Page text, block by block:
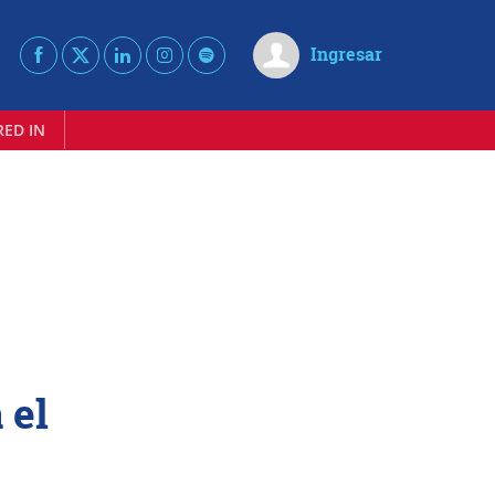
Ingresar
IN
el